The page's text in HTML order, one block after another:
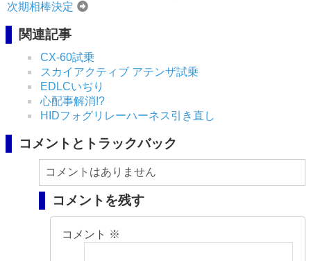
次期相棒決定
関連記事
CX-60試乗
スカイアクティブ アテンザ試乗
EDLCいぢり
心配事解消!?
HIDフォグリレーハーネス引き直し
コメントとトラックバック
コメントはありません
コメントを残す
コメント ※